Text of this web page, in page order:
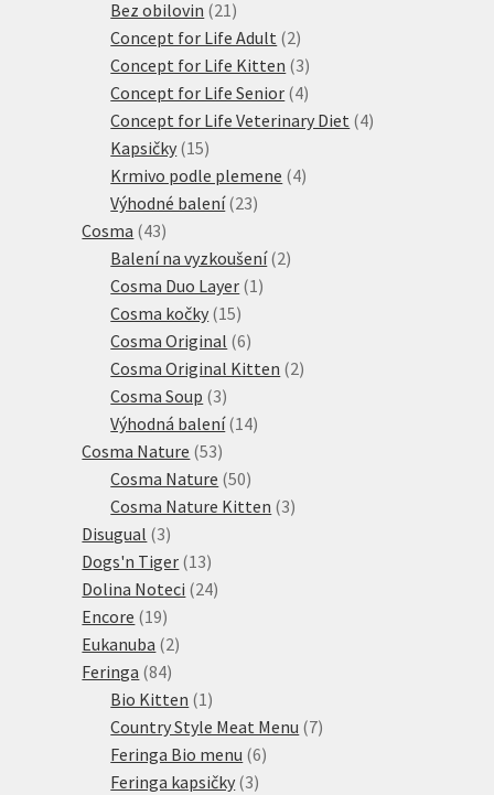
produktů
Bez obilovin 21 21
produktů
Concept for Life Adult 22
produkty
Concept for Life Kitten 33
produkty
Concept for Life Senior 44
produkty
Concept for Life Veterinary Diet 44
Kapsičky 1515
produktů
Krmivo podle plemene 44
Výhodné balení 2323
Cosma 4343
produktů
Balení na vyzkoušení 22
Cosma Duo Layer 1 1
Cosma kočky 1515
produktů
Cosma Original 66
produktů
Cosma Original Kitten 22
Cosma Soup 33
produkty
Výhodná balení 1414
Cosma Nature 5353
produktů
Cosma Nature 5050
produktů
Cosma Nature Kitten 33
Disugual 33
produkty
Dogs'n Tiger 1313
produktů
Dolina Noteci 2424
Encore 1919
produktů
Eukanuba 22
Feringa 8484
produktů
Bio Kitten 1 1
produkt
Country Style Meat Menu 77
Feringa Bio menu 66
Feringa kapsičky 33